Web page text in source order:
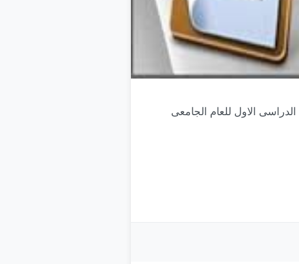
الاول للعام الجامعى